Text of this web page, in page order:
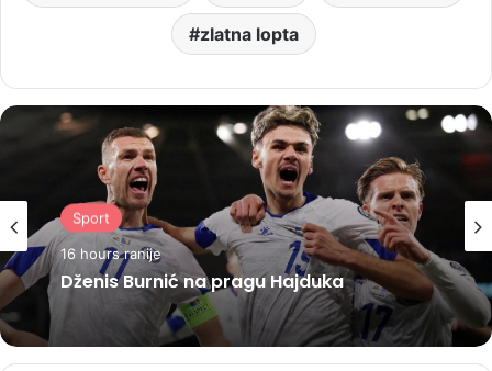
zlatna lopta
Sport
16 hours ranije
Dženis Burnić na pragu Hajduka